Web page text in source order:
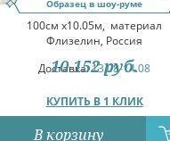
Образец в шоу-руме
100см x10.05м, материал
Флизелин, Россия
Доставка:13.08-14.08
КУПИТЬ В 1 КЛИК
10 152 руб.
В корзину